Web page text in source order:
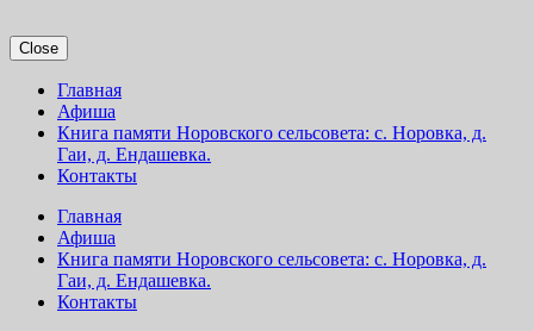
Close
Главная
Афиша
Книга памяти Норовского сельсовета: с. Норовка, д.
Гаи, д. Ендашевка.
Контакты
Главная
Афиша
Книга памяти Норовского сельсовета: с. Норовка, д.
Гаи, д. Ендашевка.
Контакты